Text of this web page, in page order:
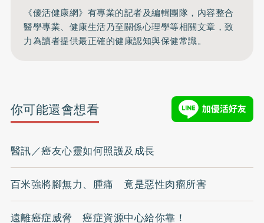
《優活健康網》有專業的記者及編輯團隊，內容整合
醫學專業、健康生活乃至關係心理學等相關文章，致
力為讀者提供最正確的健康認知與保健常識。
你可能還會想看
醫訊／癌友心靈如何照護及成長
百米強將腳無力、腫痛 竟是惡性肉瘤所害
遠離癌症威脅 癌症資源中心給你靠！